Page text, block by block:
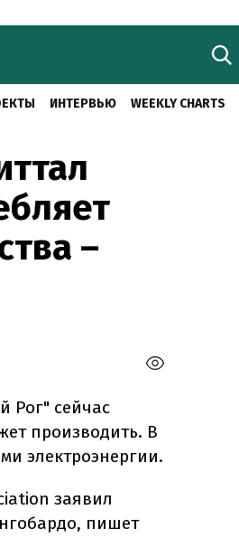
ИНТЕРВЬЮ WEEKLY CHARTS
–
Рог" сейчас
производить. В
электроэнергии.
заявил
пишет